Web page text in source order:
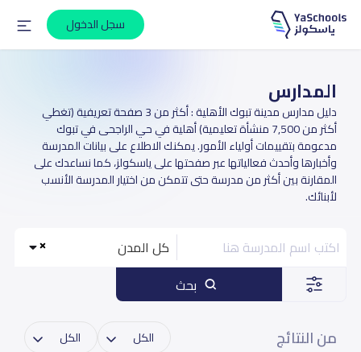
سجل الدخول
المدارس
دليل مدارس مدينة تبوك الأهلية : أكثر من 3 صفحة تعريفية (تغطي
أكثر من 7,500 منشأة تعليمية) أهلية في حي الراجحى في تبوك
مدعومة بتقييمات أولياء الأمور. يمكنك الاطلاع على بيانات المدرسة
وأخبارها وأحدث فعالياتها عبر صفحتها على ياسكولز، كما نساعدك على
المقارنة بين أكثر من مدرسة حتى تتمكن من اختيار المدرسة الأنسب
لأبنائك.
كل المدن
من النتائج